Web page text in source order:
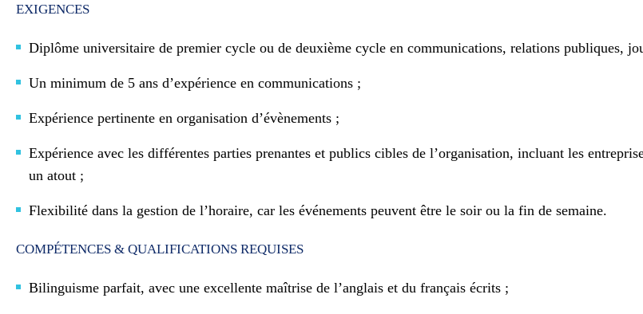
EXIGENCES
Diplôme universitaire de premier cycle ou de deuxième cycle en communications, relations publiques,
Un minimum de 5 ans d’expérience en communications ;
Expérience pertinente en organisation d’évènements ;
Expérience avec les différentes parties prenantes et publics cibles de l’organisation, incluant les
un atout ;
Flexibilité dans la gestion de l’horaire, car les événements peuvent être le soir ou la fin de semaine.
COMPÉTENCES & QUALIFICATIONS REQUISES
Bilinguisme parfait, avec une excellente maîtrise de l’anglais et du français écrits ;